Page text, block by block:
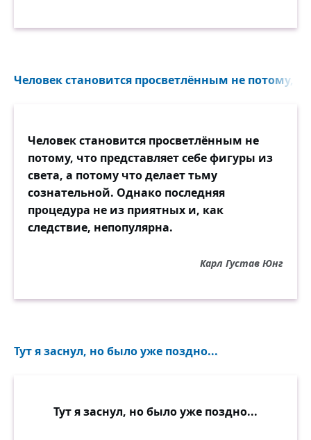
Человек становится просветлённым не потому,
Человек становится просветлённым не
потому, что представляет себе фигуры из
света, а потому что делает тьму
сознательной. Однако последняя
процедура не из приятных и, как
следствие, непопулярна.
Карл Густав Юнг
Тут я заснул, но было уже поздно...
Тут я заснул, но было уже поздно...